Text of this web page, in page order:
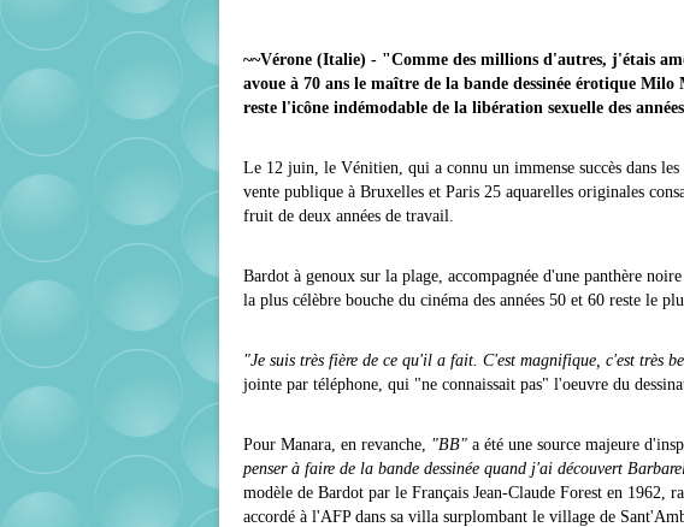
~~Vérone (Italie) - "Comme des millions d'autres, j'étais
avoue à 70 ans le maître de la bande dessinée érotique
reste l'icône indémodable de la libération sexuelle des
Le 12 juin, le Vénitien, qui a connu un immense succès dans
vente publique à Bruxelles et Paris 25 aquarelles originales
fruit de deux années de travail.
Bardot à genoux sur la plage, accompagnée d'une panthère
la plus célèbre bouche du cinéma des années 50 et 60 reste le
"Je suis très fière de ce qu'il a fait. C'est magnifique, c'est très
jointe par téléphone, qui "ne connaissait pas" l'oeuvre du
Pour Manara, en revanche, "BB" a été une source majeure
penser à faire de la bande dessinée quand j'ai découvert
modèle de Bardot par le Français Jean-Claude Forest en 1962,
accordé à l'AFP dans sa villa surplombant le village de